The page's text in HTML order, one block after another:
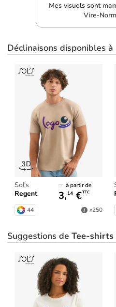
Mes visuels sont
Vire-
Déclinaisons disponibles
Sol's
Regent
à partir de
3, 14 €TTC
44 x250
Suggestions de Tee-shirts